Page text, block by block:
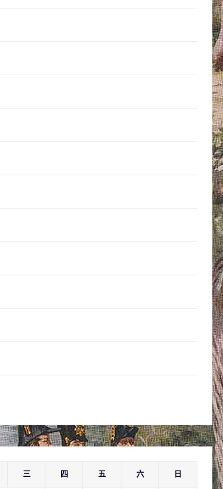
三 四 五 六 日